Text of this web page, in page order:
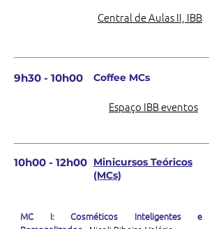
Central de Aulas II, IBB
9h30 - 10h00 Coffee MCs
Espaço IBB eventos
10h00 - 12h00 Minicursos Teóricos
(MCs)
MC I: Cosméticos Inteligentes e